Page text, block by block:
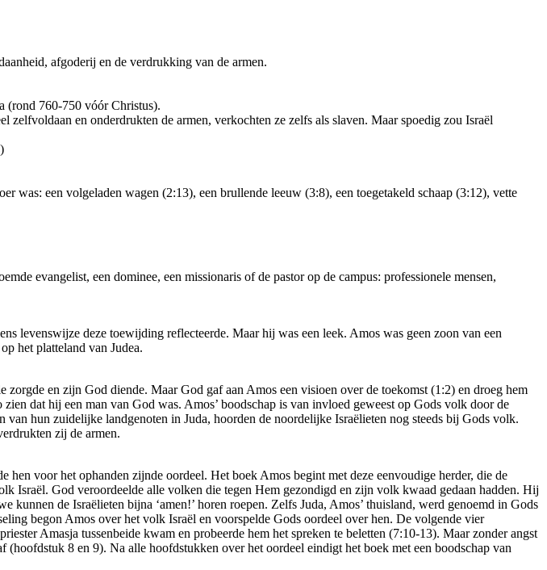
afgoderij en de verdrukking van de armen.
(rond 760-750 vóór Christus).
en onderdrukten de armen, verkochten ze zelfs als slaven. Maar spoedig zou Israël
was: een volgeladen wagen (2:13), een brullende leeuw (3:8), een toegetakeld schaap (3:12), vette
evangelist, een dominee, een missionaris of de pastor op de campus: professionele mensen,
levenswijze deze toewijding reflecteerde. Maar hij was een leek. Amos was geen zoon van een
het platteland van Judea.
en zijn God diende. Maar God gaf aan Amos een visioen over de toekomst (1:2) en droeg hem
dat hij een man van God was. Amos’ boodschap is van invloed geweest op Gods volk door de
hun zuidelijke landgenoten in Juda, hoorden de noordelijke Israëlieten nog steeds bij Gods volk.
zij de armen.
voor het ophanden zijnde oordeel. Het boek Amos begint met deze eenvoudige herder, die de
Israël. God veroordeelde alle volken die tegen Hem gezondigd en zijn volk kwaad gedaan hadden. Hij
de Israëlieten bijna ‘amen!’ horen roepen. Zelfs Juda, Amos’ thuisland, werd genoemd in Gods
begon Amos over het volk Israël en voorspelde Gods oordeel over hen. De volgende vier
Amasja tussenbeide kwam en probeerde hem het spreken te beletten (7:10-13). Maar zonder angst
8 en 9). Na alle hoofdstukken over het oordeel eindigt het boek met een boodschap van